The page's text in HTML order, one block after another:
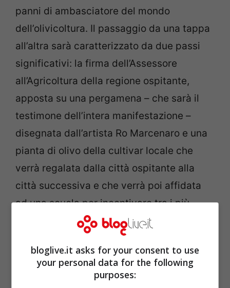
panni di ambasciatore del mondo
dell’olivicoltura. Il passaggio da una tappa
all’altra sarà caratterizzato da due passi
significativi: la firma dell’Assessore
all’Agricoltura della regione ospitante,
apposta su una pergamena – che sarà il
testimone dell’intera manifestazione –
disegnata dall’artista Ro Marcenaro e una
pianta di olivo della cultivar locale che
verrà regalata dalla città ospitante alla
città successiva e che verrà poi affidata
ad una scuola per incentivare tra i più
giovani uno scambio culturale legato alla
storia dell’olivicoltura nelle varie regioni
italiane.
bloglive.it asks for your consent to use
your personal data for the following
purposes: